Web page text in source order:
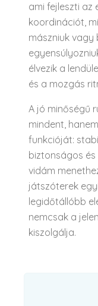
ami fejleszti az
koordinációt,
mászniuk vagy
élvezik a
és a mozgás
A jó minőségű
mindent,
funkcióját:
biztonságos
vidám
játszóterek
legidőtállóbb
nemcsak a
kiszolgálja.